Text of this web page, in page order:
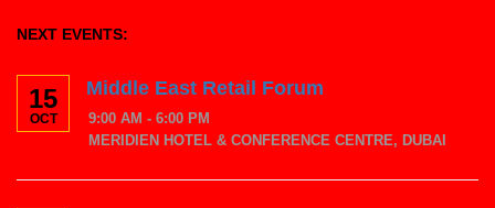
NEXT EVENTS:
15
OCT
Middle East Retail Forum
9:00 AM - 6:00 PM
MERIDIEN HOTEL & CONFERENCE CENTRE, DUBAI